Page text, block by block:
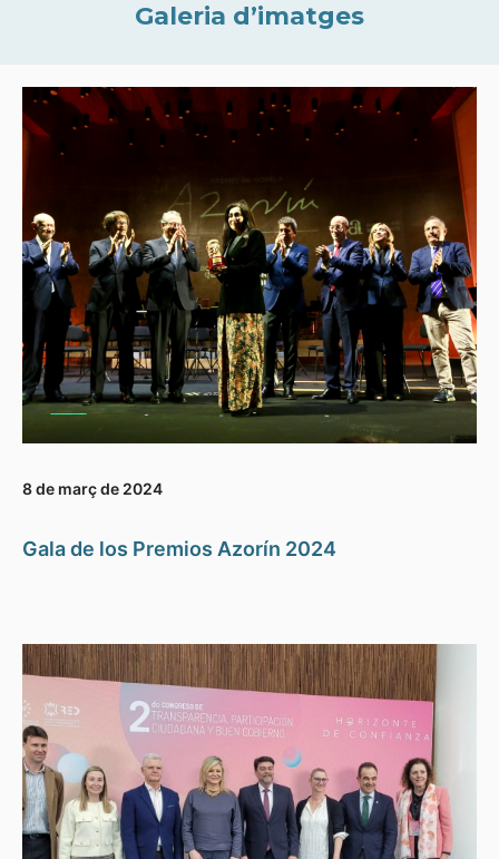
Galeria d’imatges
8 de març de 2024
Gala de los Premios Azorín 2024